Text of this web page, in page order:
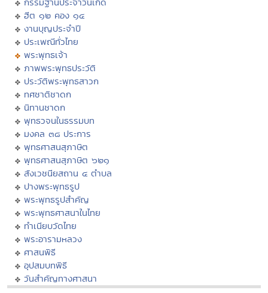
ฮีต ๑๒ คอง ๑๔
งานบุญประจำปี
ประเพณีทั่วไทย
พระพุทธเจ้า
ภาพพระพุทธประวัติ
ประวัติพระพุทธสาวก
ทศชาติชาดก
นิทานชาดก
พุทธวจนในธรรมบท
มงคล ๓๘ ประการ
พุทธศาสนสุภาษิต
พุทธศาสนสุภาษิต ๖๒๑
สังเวชนียสถาน ๔ ตำบล
ปางพระพุทธรูป
พระพุทธรูปสำคัญ
พระพุทธศาสนาในไทย
ทำเนียบวัดไทย
พระอารามหลวง
ศาสนพิธี
อุปสมบทพิธี
วันสำคัญทางศาสนา